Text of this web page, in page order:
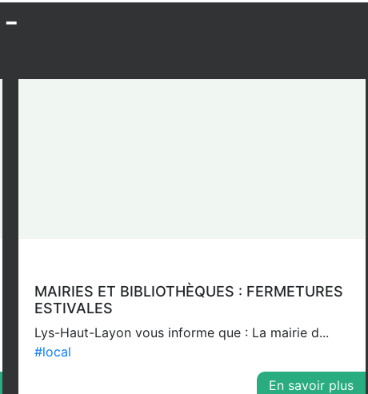
MAIRIES ET BIBLIOTHÈQUES : FERMETURES
ESTIVALES
Lys-Haut-Layon vous informe que : La mairie d...
#local
En savoir plus